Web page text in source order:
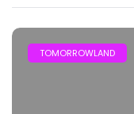
TOMORROWLAND